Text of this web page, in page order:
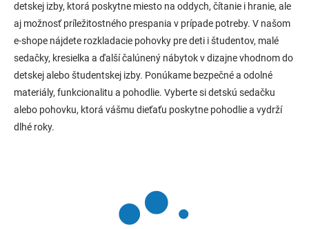
detskej izby, ktorá poskytne miesto na oddych, čítanie i hranie, ale
aj možnosť príležitostného prespania v prípade potreby. V našom
e-shope nájdete rozkladacie pohovky pre deti i študentov, malé
sedačky, kresielka a ďalší čalúnený nábytok v dizajne vhodnom do
detskej alebo študentskej izby. Ponúkame bezpečné a odolné
materiály, funkcionalitu a pohodlie. Vyberte si detskú sedačku
alebo pohovku, ktorá vášmu dieťaťu poskytne pohodlie a vydrží
dlhé roky.